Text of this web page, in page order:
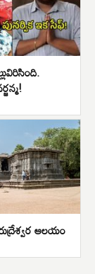
ఆలయం